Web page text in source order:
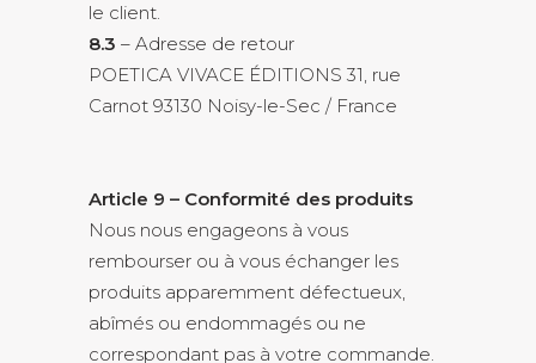
le client.
8.3 – Adresse de retour
POETICA VIVACE ÉDITIONS 31, rue
Carnot 93130 Noisy-le-Sec / France
Article 9 – Conformité des produits
Nous nous engageons à vous
rembourser ou à vous échanger les
produits apparemment défectueux,
abîmés ou endommagés ou ne
correspondant pas à votre commande.